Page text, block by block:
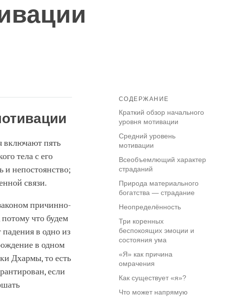
СОДЕРЖАНИЕ
Краткий обзор начального
уровня мотивации
Средний уровень
мотивации
Всеобъемлющий характер
страданий
Природа материального
богатства — страдание
Неопределённость
Три коренных
беспокоящих эмоции и
состояния ума
«Я» как причина
омрачения
Как существует «я»?
Что может напрямую
включают пять
тела с его
и непостоянство;
связи.
причинно-
что будем
в одно из
в одном
Дхармы, то есть
если